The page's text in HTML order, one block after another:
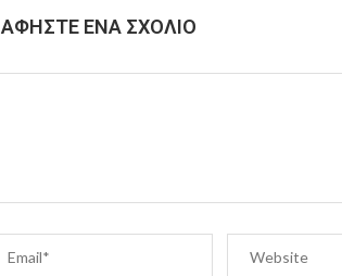
ΑΦΉΣΤΕ ΈΝΑ ΣΧΌΛΙΟ